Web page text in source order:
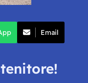
Email